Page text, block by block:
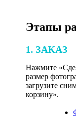
Этапы
1. ЗАКАЗ
Нажмите
размер
загрузите
корзину».